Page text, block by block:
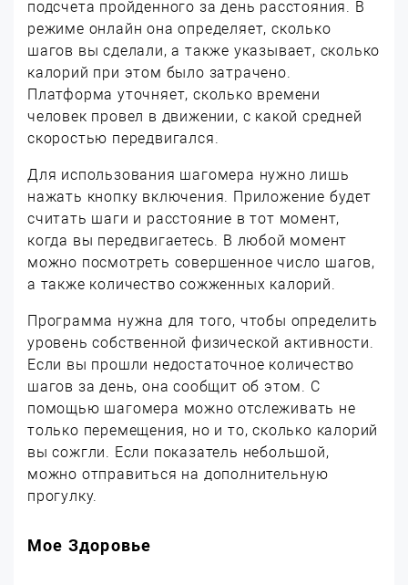
подсчета пройденного за день расстояния. В
режиме онлайн она определяет, сколько
шагов вы сделали, а также указывает, сколько
калорий при этом было затрачено.
Платформа уточняет, сколько времени
человек провел в движении, с какой средней
скоростью передвигался.
Для использования шагомера нужно лишь
нажать кнопку включения. Приложение будет
считать шаги и расстояние в тот момент,
когда вы передвигаетесь. В любой момент
можно посмотреть совершенное число шагов,
а также количество сожженных калорий.
Программа нужна для того, чтобы определить
уровень собственной физической активности.
Если вы прошли недостаточное количество
шагов за день, она сообщит об этом. С
помощью шагомера можно отслеживать не
только перемещения, но и то, сколько калорий
вы сожгли. Если показатель небольшой,
можно отправиться на дополнительную
прогулку.
Мое Здоровье